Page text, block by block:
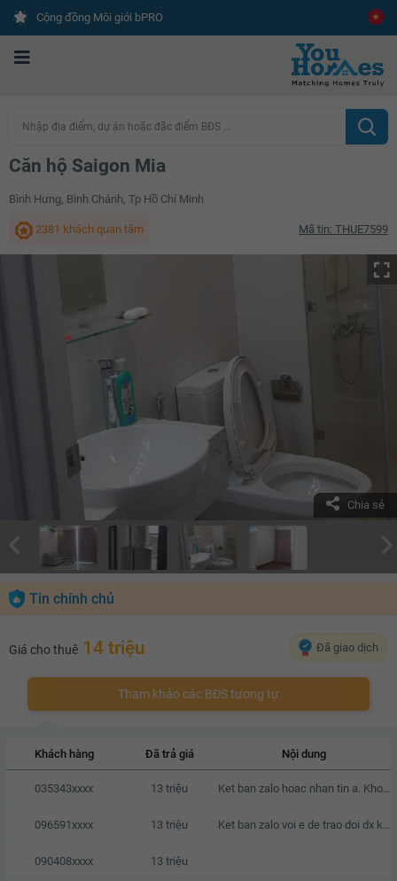
Cộng đồng Môi giới bPRO
Nhập địa điểm, dự án hoặc đặc điểm BĐS ...
Căn hộ Saigon Mia
Bình Hưng, Bình Chánh, Tp Hồ Chí Minh
2381 khách quan tâm Mã tin: THUE7599
Chia sẻ
Tin chính chủ
Giá cho thuê 14 triệu Đã giao dịch
Tham khảo các BĐS tương tự
Khách hàng Đã trả giá Nội dung
035343xxxx 13 triệu Ket ban zalo hoac nhan tin a. Khong goi nhaa vi toi kha ban
096591xxxx 13 triệu
090408xxxx 13 triệu